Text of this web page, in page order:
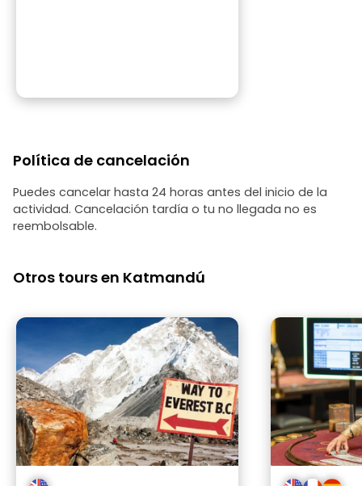
Política de cancelación
Puedes cancelar hasta 24 horas antes del inicio de la
actividad. Cancelación tardía o tu no llegada no es
reembolsable.
Otros tours en Katmandú